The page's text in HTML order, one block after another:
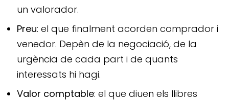
un valorador.
Preu: el que finalment acorden comprador i
venedor. Depèn de la negociació, de la
urgència de cada part i de quants
interessats hi hagi.
Valor comptable: el que diuen els llibres